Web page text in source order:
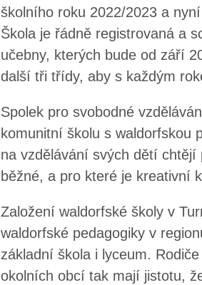
školního roku 2022/2023 a
Škola je řádně registrovaná a
učebny, kterých bude od září
další tři třídy, aby s každým
Spolek pro svobodné
komunitní školu s waldorfskou
na vzdělávání svých dětí chtějí
běžné, a pro které je kreativní
Založení waldorfské školy v
waldorfské pedagogiky v
základní škola i lyceum.
okolních obcí tak mají jistotu,